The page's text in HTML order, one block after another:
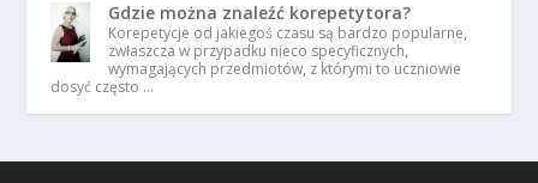
Gdzie można znaleźć korepetytora?
Korepetycje od jakiegoś czasu są bardzo popularne,
zwłaszcza w przypadku nieco specyficznych,
wymagających przedmiotów, z którymi to uczniowie
dosyć często …